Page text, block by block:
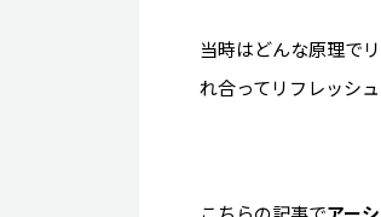
当時はどんな原理で
れ合ってリフレッシ